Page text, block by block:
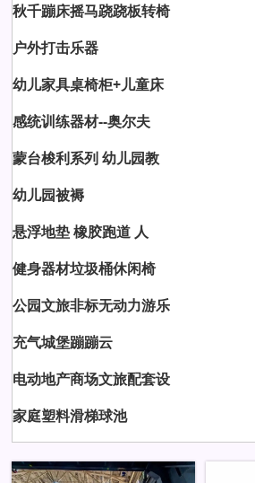
秋千蹦床摇马跷跷板转椅
户外打击乐器
幼儿家具桌椅柜+儿童床
感统训练器材--奥尔夫
蒙台梭利系列 幼儿园教
幼儿园被褥
悬浮地垫 橡胶跑道 人
健身器材垃圾桶休闲椅
公园文旅非标无动力游乐
充气城堡蹦蹦云
电动地产商场文旅配套设
家庭塑料滑梯球池